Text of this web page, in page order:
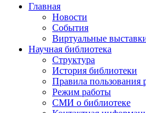
Главная
Новости
События
Виртуальные
Научная библиотека
Структура
История библиотеки
Правила пользования
Режим работы
СМИ о библиотеке